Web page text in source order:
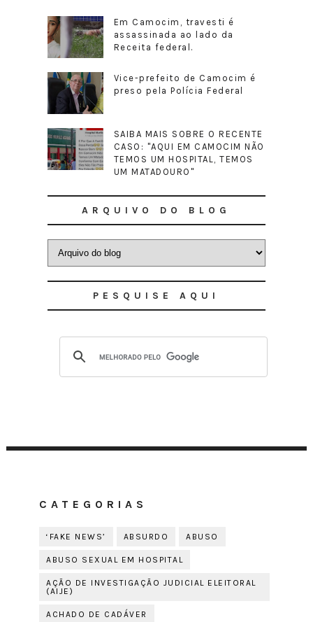
Em Camocim, travesti é
assassinada ao lado da
Receita federal.
Vice-prefeito de Camocim é
preso pela Polícia Federal
SAIBA MAIS SOBRE O RECENTE
CASO: "AQUI EM CAMOCIM NÃO
TEMOS UM HOSPITAL, TEMOS
UM MATADOURO"
ARQUIVO DO BLOG
PESQUISE AQUI
CATEGORIAS
‘FAKE NEWS’ ABSURDO ABUSO
ABUSO SEXUAL EM HOSPITAL
AÇÃO DE INVESTIGAÇÃO JUDICIAL ELEITORAL
(AIJE)
ACHADO DE CADÁVER